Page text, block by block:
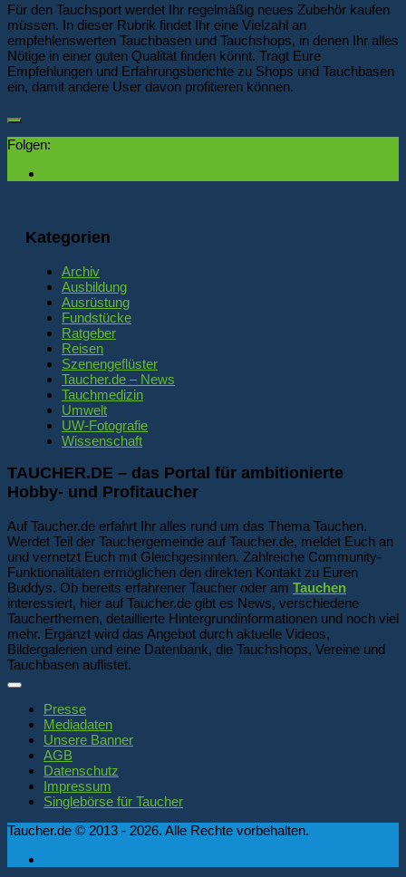
Für den Tauchsport werdet Ihr regelmäßig neues Zubehör kaufen
müssen. In dieser Rubrik findet Ihr eine Vielzahl an
empfehlenswerten Tauchbasen und Tauchshops, in denen Ihr alles
Nötige in einer guten Qualität finden könnt. Tragt Eure
Empfehlungen und Erfahrungsberichte zu Shops und Tauchbasen
ein, damit andere User davon profitieren können.
Folgen:
Kategorien
Archiv
Ausbildung
Ausrüstung
Fundstücke
Ratgeber
Reisen
Szenengeflüster
Taucher.de – News
Tauchmedizin
Umwelt
UW-Fotografie
Wissenschaft
TAUCHER.DE – das Portal für ambitionierte
Hobby- und Profitaucher
Auf Taucher.de erfahrt Ihr alles rund um das Thema Tauchen.
Werdet Teil der Tauchergemeinde auf Taucher.de, meldet Euch an
und vernetzt Euch mit Gleichgesinnten. Zahlreiche Community-
Funktionalitäten ermöglichen den direkten Kontakt zu Euren
Buddys. Ob bereits erfahrener Taucher oder am Tauchen
interessiert, hier auf Taucher.de gibt es News, verschiedene
Taucherthemen, detaillierte Hintergrundinformationen und noch viel
mehr. Ergänzt wird das Angebot durch aktuelle Videos,
Bildergalerien und eine Datenbank, die Tauchshops, Vereine und
Tauchbasen auflistet.
Presse
Mediadaten
Unsere Banner
AGB
Datenschutz
Impressum
Singlebörse für Taucher
Taucher.de © 2013 - 2026. Alle Rechte vorbehalten.